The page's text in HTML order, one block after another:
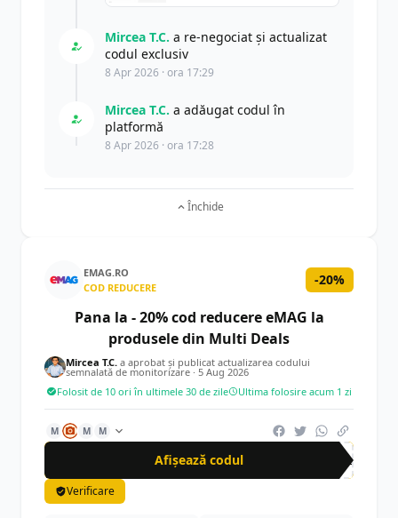
Mircea T.C. a re-negociat și actualizat
codul exclusiv
8 Apr 2026 · ora 17:29
Mircea T.C. a adăugat codul în
platformă
8 Apr 2026 · ora 17:28
Închide
EMAG.RO
COD REDUCERE
-20%
Pana la - 20% cod reducere eMAG la
produsele din Multi Deals
Mircea T.C. a aprobat și publicat actualizarea codului
semnalată de monitorizare · 5 Aug 2026
Folosit de 10 ori în ultimele 30 de zile
Ultima folosire acum 1 zi
M M M
Afișează codul MUL
Verificare